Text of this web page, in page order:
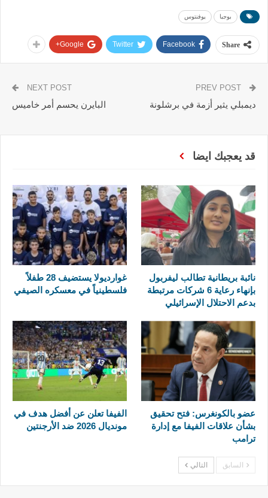
بوجبا يوفنتوس
Share
Facebook
Twitter
Google+
ديمبلي يثير أزمة في برشلونة
NEXT POST
البايرن يحسم أمر خاميس
قد يعجبك ايضا
نائبة بريطانية تطالب ليفربول
بإنهاء رعاية 6 شركات مرتبطة
بدعم الاحتلال الإسرائيلي
غوارديولا يستضيف 28 طفلاً
فلسطينياً في معسكره الصيفي
عضو بالكونغرس: فتح تحقيق
بشأن علاقات الفيفا مع إدارة
ترامب
الفيفا تعلن عن أفضل هدف في
مونديال 2026 ضد الأرجنتين
السابق التالي